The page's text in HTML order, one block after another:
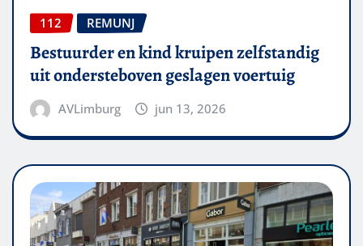
112 REMUNJ
Bestuurder en kind kruipen zelfstandig
uit ondersteboven geslagen voertuig
AVLimburg jun 13, 2026